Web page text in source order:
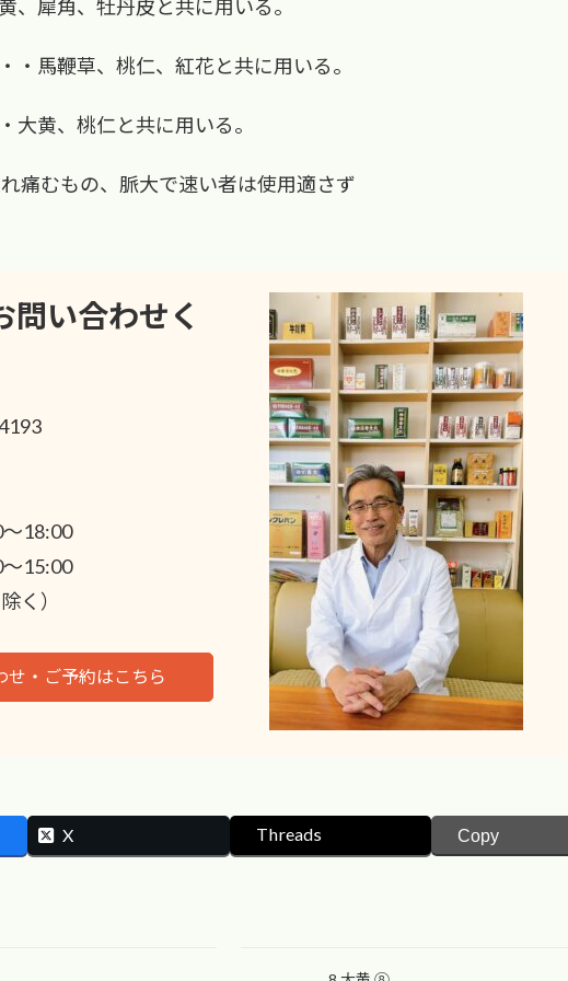
、犀角、牡丹皮と共に用いる。
・馬鞭草、桃仁、紅花と共に用いる。
大黄、桃仁と共に用いる。
痛むもの、脈大で速い者は使用適さず
問い合わせく
18:00
く）
せ・ご予約はこちら
X Threads Copy